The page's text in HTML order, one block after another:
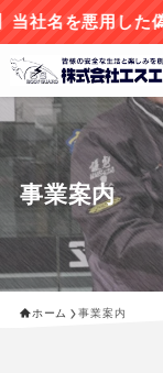
用した偽サイト
事業案内
ホーム 事業案内